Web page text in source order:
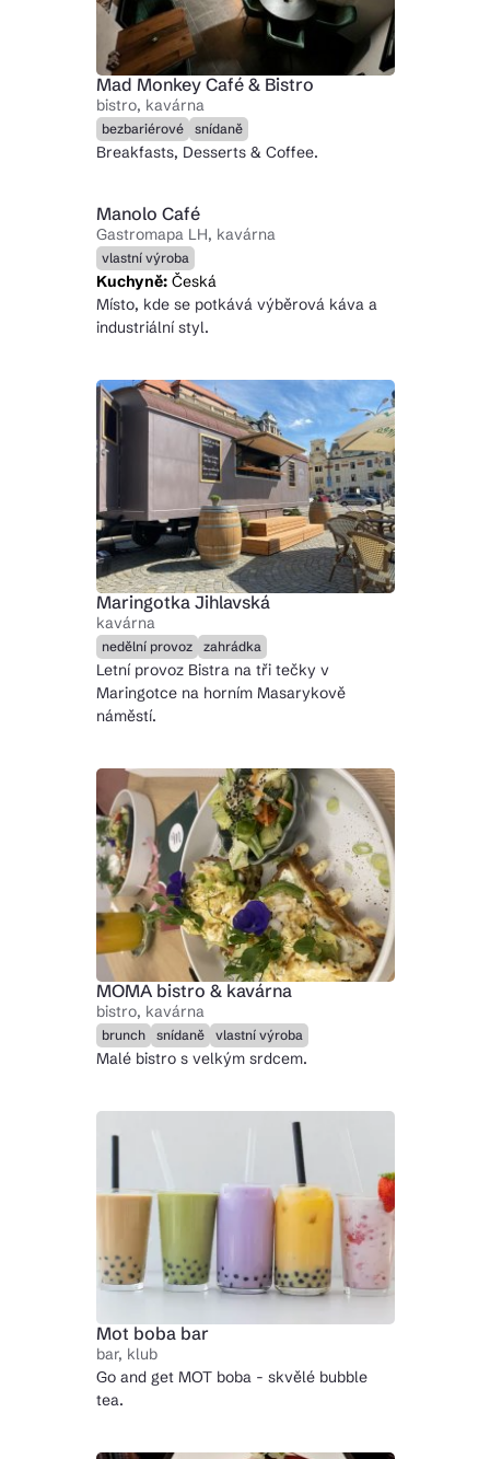
Mad Monkey Café & Bistro
bistro, kavárna
bezbariérové snídaně
Breakfasts, Desserts & Coffee.
Manolo Café
Gastromapa LH, kavárna
vlastní výroba
Kuchyně:Česká
Místo, kde se potkává výběrová káva a
industriální styl.
Maringotka Jihlavská
kavárna
nedělní provoz zahrádka
Letní provoz Bistra na tři tečky v
Maringotce na horním Masarykově
náměstí.
MOMA bistro & kavárna
bistro, kavárna
brunch snídaně vlastní výroba
Malé bistro s velkým srdcem.
Mot boba bar
bar, klub
Go and get MOT boba - skvělé bubble
tea.